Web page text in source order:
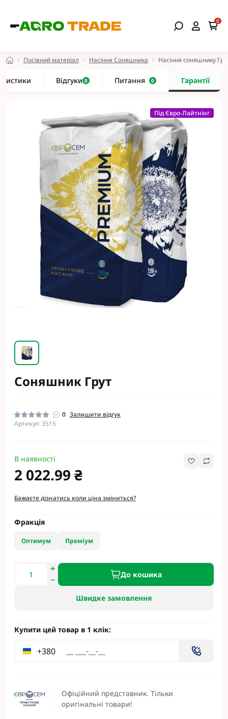
0
Посівний матеріал Насіння Соняшника Насіння соняшнику
Відгуки 0 Питання 0 Гарантії
Під Євро-Лайтнінг
Соняшник Грут
0 Залишити відгук
Артикул: 3515
Офіційний представник. Тільки
оригінальні товари!
В наявності
2 022.99 ₴
Бажаєте дізнатись коли ціна зміниться?
Фракція
Оптимум Преміум
До кошика
Швидке замовлення
Купити цей товар в 1 клік:
+380